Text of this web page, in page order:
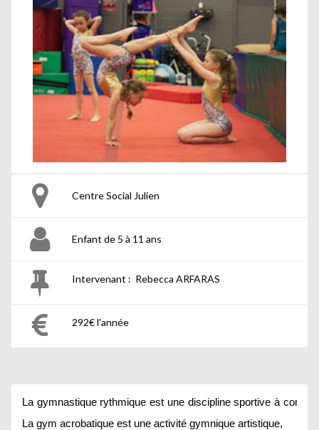
Centre Social Julien
Enfant de 5 à 11 ans
Intervenant : Rebecca ARFARAS
292€ l'année
La gymnastique rythmique est une discipline sportive à
La gym acrobatique est une activité gymnique artistique,